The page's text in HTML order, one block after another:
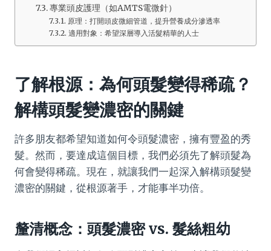
專業頭皮護理（如AMTS電微針）
原理：打開頭皮微細管道，提升營養成分滲透率
適用對象：希望深層導入活髮精華的人士
了解根源：為何頭髮變得稀疏？
解構頭髮變濃密的關鍵
許多朋友都希望知道如何令頭髮濃密，擁有豐盈的秀
髮。然而，要達成這個目標，我們必須先了解頭髮為
何會變得稀疏。現在，就讓我們一起深入解構頭髮變
濃密的關鍵，從根源著手，才能事半功倍。
釐清概念：頭髮濃密 vs. 髮絲粗幼